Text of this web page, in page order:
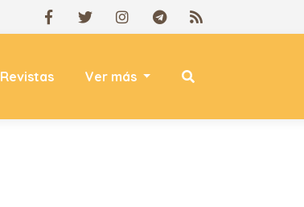
Revistas Ver más